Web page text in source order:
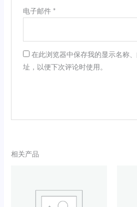
电子邮件 *
在此浏览器中保存我的显示名称
址，以便下次评论时使用。
相关产品